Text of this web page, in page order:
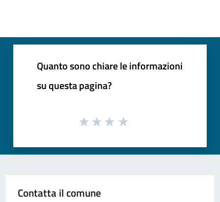
Quanto sono chiare le informazioni
su questa pagina?
Contatta il comune